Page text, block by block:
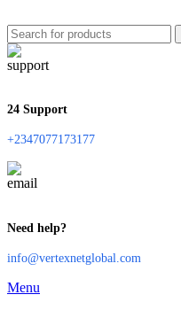
24 Support
+2347077173177
Need help?
info@vertexnetglobal.com
Menu